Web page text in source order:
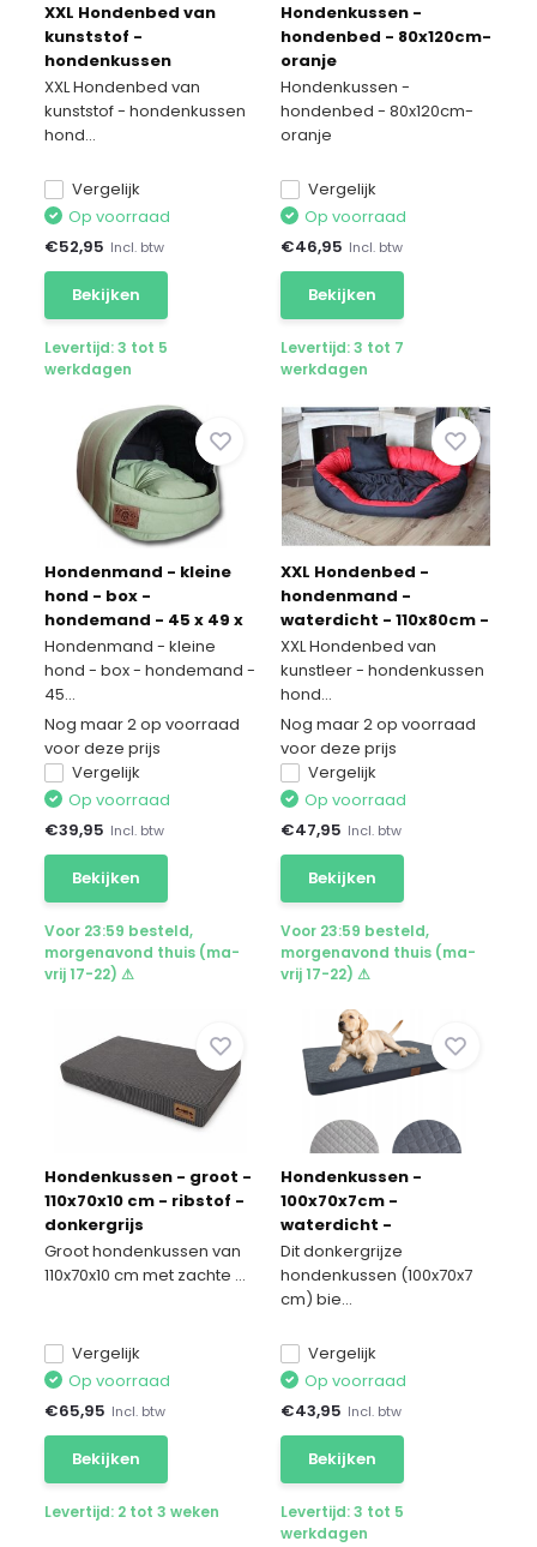
XXL Hondenbed van
kunststof -
hondenkussen
hondensofa kattenbed
hondenkorf -
waterdicht 90 X 60
XXL Hondenbed van
kunststof - hondenkussen
hond...
Vergelijk
Op voorraad
€52,95 Incl. btw
Bekijken
Levertijd: 3 tot 5
werkdagen
Hondenkussen -
hondenbed - 80x120cm-
oranje
Hondenkussen -
hondenbed - 80x120cm-
oranje
Vergelijk
Op voorraad
€46,95 Incl. btw
Bekijken
Levertijd: 3 tot 7
werkdagen
Hondenmand - kleine
hond - box -
hondemand - 45 x 49 x
36 cm - mat groen -
hondenbed - hondebed
Hondenmand - kleine
hond - box - hondemand -
45...
Nog maar 2 op voorraad
voor deze prijs
Vergelijk
Op voorraad
€39,95 Incl. btw
Bekijken
Voor 23:59 besteld,
morgenavond thuis (ma-
vrij 17-22) ⚠
XXL Hondenbed -
hondenmand -
waterdicht - 110x80cm -
zwart rood
XXL Hondenbed van
kunstleer - hondenkussen
hond...
Nog maar 2 op voorraad
voor deze prijs
Vergelijk
Op voorraad
€47,95 Incl. btw
Bekijken
Voor 23:59 besteld,
morgenavond thuis (ma-
vrij 17-22) ⚠
Hondenkussen - groot -
110x70x10 cm - ribstof -
donkergrijs
Groot hondenkussen van
110x70x10 cm met zachte ...
Vergelijk
Op voorraad
€65,95 Incl. btw
Bekijken
Levertijd: 2 tot 3 weken
Hondenkussen -
100x70x7cm -
waterdicht -
donkergrijs
Dit donkergrijze
hondenkussen (100x70x7
cm) bie...
Vergelijk
Op voorraad
€43,95 Incl. btw
Bekijken
Levertijd: 3 tot 5
werkdagen